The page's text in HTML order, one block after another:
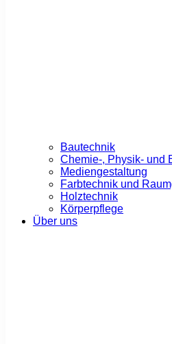
Bautechnik
Chemie-, Physik- und
Mediengestaltung
Farbtechnik und
Holztechnik
Körperpflege
Über uns